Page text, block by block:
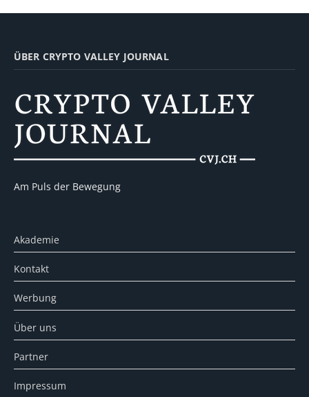
ÜBER CRYPTO VALLEY JOURNAL
Am Puls der Bewegung
Akademie
Kontakt
Werbung
Über uns
Partner
Impressum